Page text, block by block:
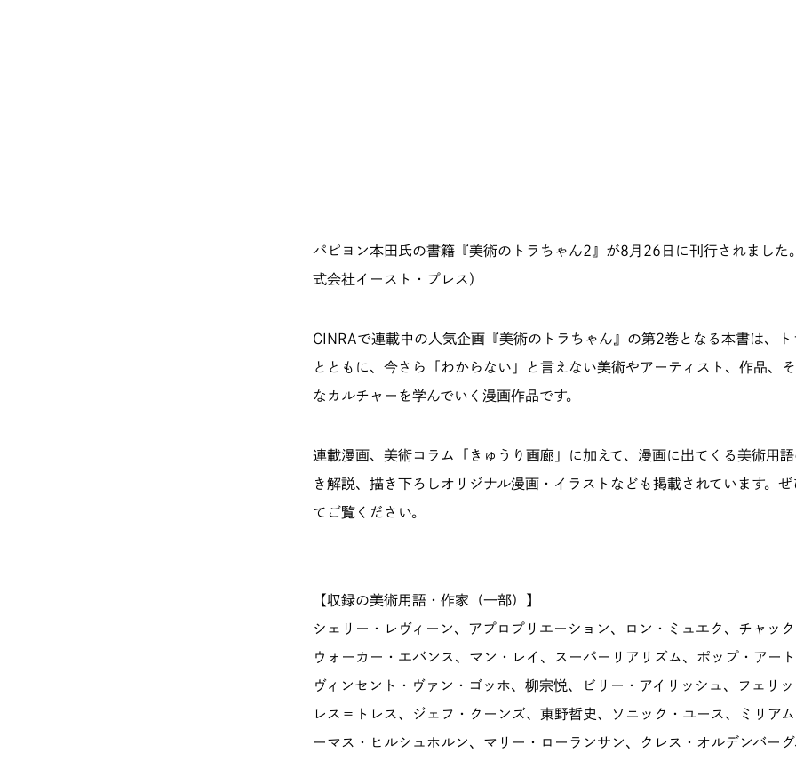
パピヨン本田氏の書籍『美術のトラちゃん2』が8月26日に刊行されました
式会社イースト・プレス）
CINRAで連載中の人気企画 『美術のトラちゃん』 の第2巻となる本書は、
とともに、今さら「わからない」と言えない美術やアーティスト、作品、
なカルチャーを学んでいく漫画作品です。
連載漫画、美術コラム「きゅうり画廊」に加えて、漫画に出てくる美術用
き解説、描き下ろしオリジナル漫画・イラストなども掲載されています。ぜ
てご覧ください。
【収録の美術用語・作家（一部）】
シェリー・レヴィーン、アプロプリエーション、ロン・ミュエク、チャック
ウォーカー・エバンス、マン・レイ、スーパーリアリズム、ポップ・アート
ヴィンセント・ヴァン・ゴッホ、柳宗悦、ビリー・アイリッシュ、フェリ
レス＝トレス、ジェフ・クーンズ、東野哲史、ソニック・ユース、ミリア
ーマス・ヒルシュホルン、マリー・ローランサン、クレス・オルデンバーグ